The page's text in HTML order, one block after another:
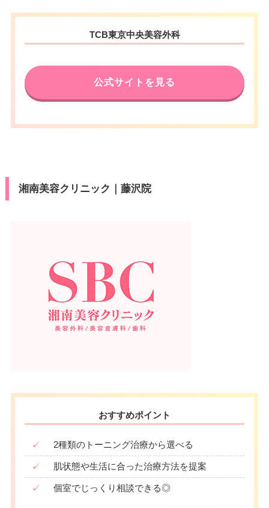
TCB東京中央美容外科
公式サイトを見る
湘南美容クリニック｜藤沢院
おすすめポイント
✓ 2種類のトーニング治療から選べる
✓ 肌状態や生活に合った治療方法を提案
✓ 個室でじっくり相談できる◎